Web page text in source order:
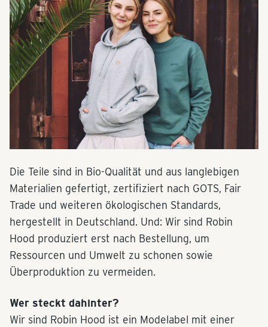
Die Teile sind in Bio-Qualität und aus langlebigen
Materialien gefertigt, zertifiziert nach GOTS, Fair
Trade und weiteren ökologischen Standards,
hergestellt in Deutschland. Und: Wir sind Robin
Hood produziert erst nach Bestellung, um
Ressourcen und Umwelt zu schonen sowie
Überproduktion zu vermeiden.
Wer steckt dahinter?
Wir sind Robin Hood ist ein Modelabel mit einer